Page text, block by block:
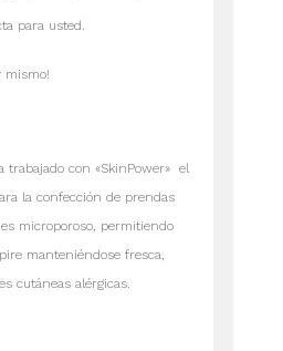
para usted.
mismo!
trabajado con «SkinPower» el
la confección de prendas
microporoso, permitiendo
manteniéndose fresca,
cutáneas alérgicas.